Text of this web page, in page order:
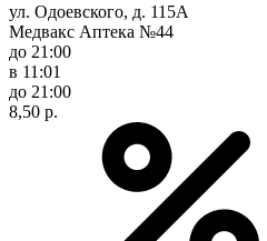
ул. Одоевского, д. 115А
Медвакс Аптека №44
до 21:00
в 11:01
до 21:00
8,50 р.